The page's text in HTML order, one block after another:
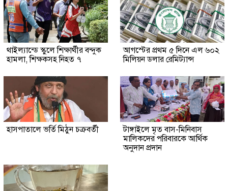
থাইল্যান্ডে স্কুলে শিক্ষার্থীর বন্দুক
হামলা, শিক্ষকসহ নিহত ৭
আগস্টের প্রথম ৫ দিনে এল ৬০২
মিলিয়ন ডলার রেমিট্যান্স
হাসপাতালে ভর্তি মিঠুন চক্রবর্তী
টাঙ্গাইলে মৃত বাস-মিনিবাস
মালিকদের পরিবারকে আর্থিক
অনুদান প্রদান